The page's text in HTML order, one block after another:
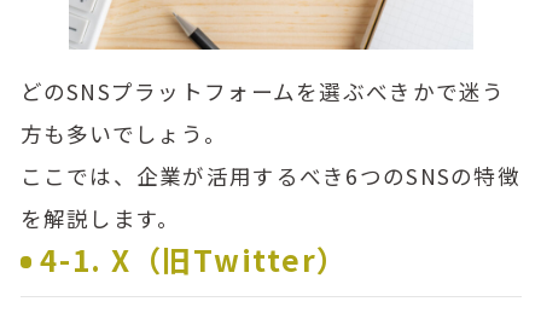
どのSNSプラットフォームを選ぶべきかで迷う
方も多いでしょう。
ここでは、企業が活用するべき6つのSNSの特徴
を解説します。
4-1. X（旧Twitter）